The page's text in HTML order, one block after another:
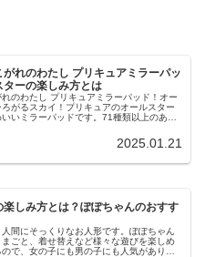
がれのわたし プリキュアミラーパッ
ターの楽しみ方とは
のわたし プリキュアミラーパッド！オー
がるスカイ！プリキュアのオールスター
いミラーパッドです。71種類以上のあそ
2025.01.21
楽しみ方とは？ぽぽちゃんのおすす
間にそっくりなお人形です。ぽぽちゃん
ごと、着せ替えなど様々な遊びを楽しめ
で、女の子にも男の子にも人気がありま